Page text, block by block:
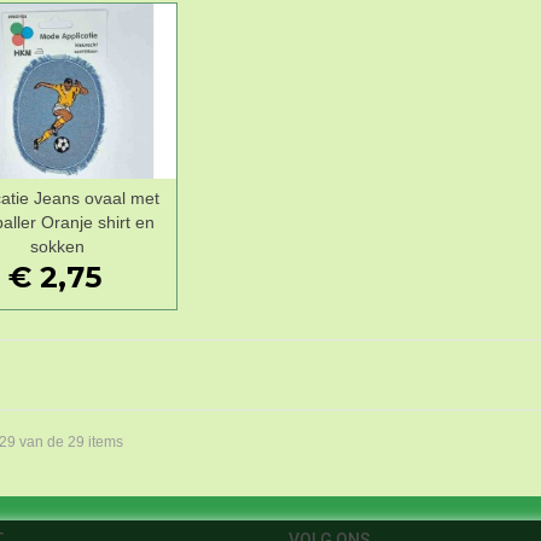
Wenslijst
Jeans ovaal met
Oranje shirt en
sokken
€ 2,75
van de 29 items